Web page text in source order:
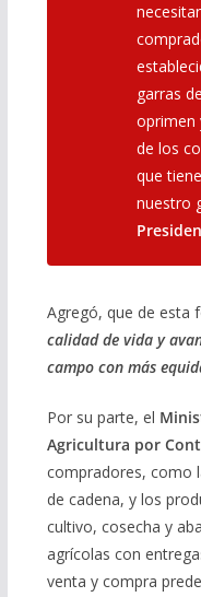
garras
oprimen
de los
que
nuestro
Agregó, que de esta
calidad de vida y
campo con más
Por su parte, el
Agricultura por
compradores, como
de cadena, y los
cultivo, cosecha y
agrícolas con
venta y compra